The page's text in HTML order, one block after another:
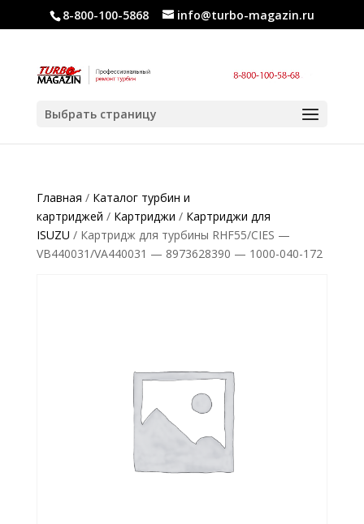
8-800-100-5868 info@turbo-magazin.ru
Выбрать страницу
Главная / Каталог турбин и
картриджей / Картриджи / Картриджи для
ISUZU / Картридж для турбины RHF55/CIES —
VB440031/VA440031 — 8973628390 — 1000-040-172